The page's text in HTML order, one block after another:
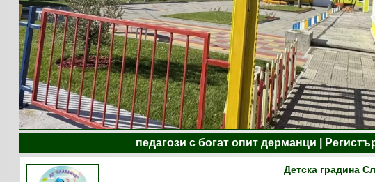
педагози с богат опит дерманци |
Детска градина